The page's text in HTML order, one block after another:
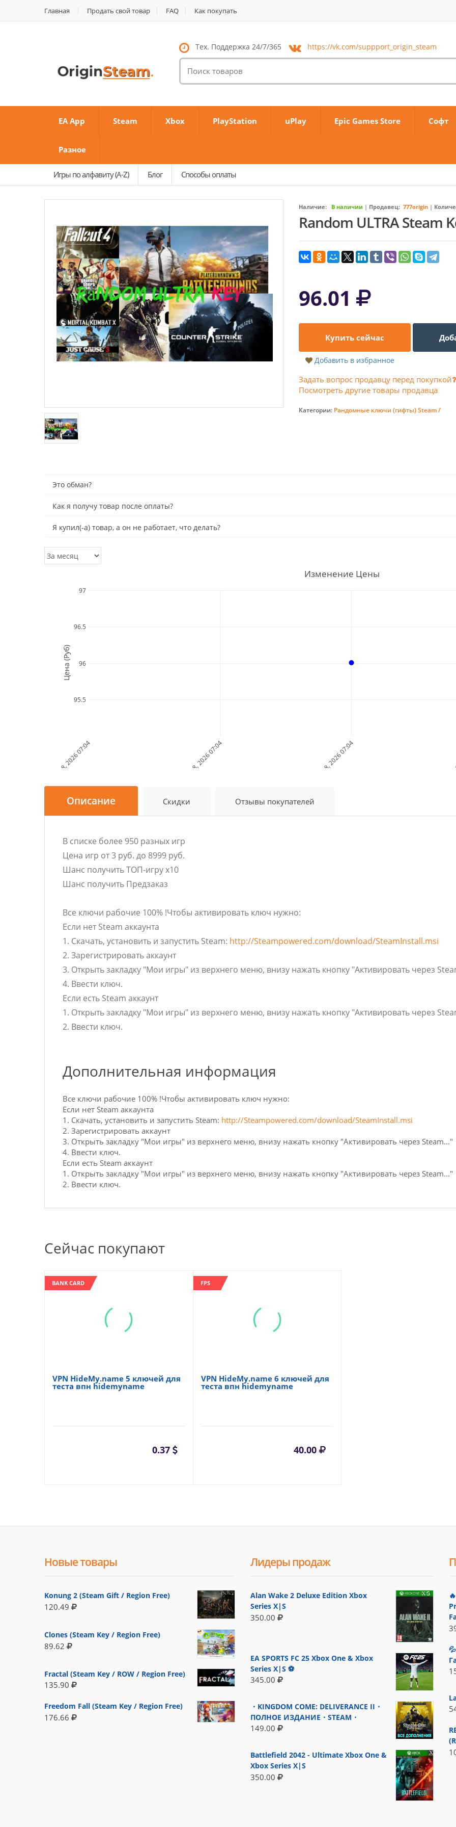
Главная Продать свой товар FAQ Как покупать
Тех. Поддержка 24/7/365 https://vk.com/suppport_origin_steam
Поиск
товаров:
EA App Steam Xbox PlayStation uPlay Epic Games Store Софт
Разное
Игры по алфавиту (A-Z) Блог Способы оплаты
Наличие: В наличии | Продавец: 777origin |
Rаndom ULTRA Steam
96.01
Купить сейчас
Добавить в избранное
Задать вопрос продавцу перед покупкой
Посмотреть другие товары продавца
Категории: Рандомные ключи (гифты) Steam /
Это обман?
Как я получу товар после оплаты?
Я купил(-а) товар, а он не работает, что делать?
Jul 18, 2026 07:04 Jul 18, 2026 07:04 Jul 18, 2026 07:04
95.5
96
96.5
97
Изменение Цены
Цена (Руб)
Описание Скидки Отзывы покупателей
В списке более 950 разных игр
Цена игр от 3 руб. до 8999 руб.
Шанс получить ТОП-игру х10
Шанс получить Предзаказ
Все ключи рабочие 100% !Чтобы активировать ключ нужно:
Если нет Steam аккаунта
1. Скачать, установить и запустить Steam: http://Steampowered.com/download/SteamInstall.msi
2. Зарегистрировать аккаунт
3. Открыть закладку "Мои игры" из верхнего меню, внизу нажать кнопку "Активировать через
4. Ввести ключ.
Если есть Steam аккаунт
1. Открыть закладку "Мои игры" из верхнего меню, внизу нажать кнопку "Активировать через
2. Ввести ключ.
Дополнительная информация
Все ключи рабочие 100% !Чтобы активировать ключ нужно:
Если нет Steam аккаунта
1. Скачать, установить и запустить Steam: http://Steampowered.com/download/SteamInstall.msi
2. Зарегистрировать аккаунт
3. Открыть закладку "Мои игры" из верхнего меню, внизу нажать кнопку "Активировать через Steam..."
4. Ввести ключ.
Если есть Steam аккаунт
1. Открыть закладку "Мои игры" из верхнего меню, внизу нажать кнопку "Активировать через Steam..."
2. Ввести ключ.
Сейчас покупают
BANK CARD
VPN HideMy.name 5 ключей для
теста впн hidemyname
0.37
FPS
VPN HideMy.name 6 ключей для
теста впн hidemyname
40.00
Новые товары
Konung 2 (Steam Gift / Region Free)
120.49
Clones (Steam Key / Region Free)
89.62
Fractal (Steam Key / ROW / Region Free)
135.90
Freedom Fall (Steam Key / Region Free)
176.66
Лидеры продаж
Alan Wake 2 Deluxe Edition Xbox
Series X|S
350.00
EA SPORTS FC 25 Xbox One & Xbox
Series X|S ⚽
345.00
・KINGDOM COME: DELIVERANCE II・
ПОЛНОЕ ИЗДАНИЕ・STEAM・
149.00
Battlefield 2042 - Ultimate Xbox One &
Xbox Series X|S
350.00